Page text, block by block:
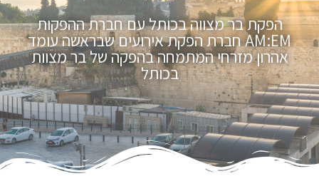
הפקת בר מצווה בכותל עם חברת ההפקות
AM:EM חברת הפקת אירועים שבראשה עומד
אהרון מזרחי המתמחה בהפקה של בר מצוות
בכותל